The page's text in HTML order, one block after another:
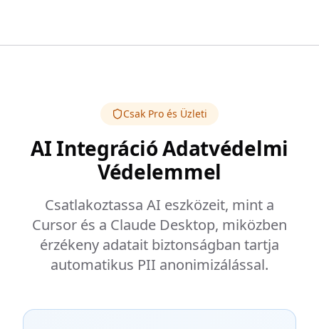
Csak Pro és Üzleti
AI Integráció Adatvédelmi
Védelemmel
Csatlakoztassa AI eszközeit, mint a
Cursor és a Claude Desktop, miközben
érzékeny adatait biztonságban tartja
automatikus PII anonimizálással.